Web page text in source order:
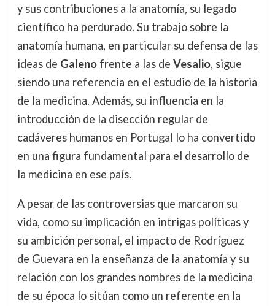
y sus contribuciones a la anatomía, su legado
científico ha perdurado. Su trabajo sobre la
anatomía humana, en particular su defensa de las
ideas de Galenofrente a las de Vesalio, sigue
siendo una referencia en el estudio de la historia
de la medicina. Además, su influencia en la
introducción de la disección regular de
cadáveres humanos en Portugal lo ha convertido
en una figura fundamental para el desarrollo de
la medicina en ese país.
A pesar de las controversias que marcaron su
vida, como su implicación en intrigas políticas y
su ambición personal, el impacto de Rodríguez
de Guevara en la enseñanza de la anatomía y su
relación con los grandes nombres de la medicina
de su época lo sitúan como un referente en la